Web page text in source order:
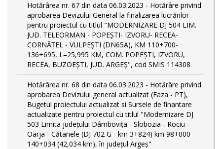
Hotărârea nr. 67 din data 06.03.2023 - Hotărâre privind
aprobarea Devizului General la finalizarea lucrărilor
pentru proiectul cu titlul "MODERNIZARE DJ 504 LIM.
JUD. TELEORMAN - POPEŞTI- IZVORU- RECEA-
CORNĂŢEL - VULPEŞTI (DN65A), KM 110+700-
136+695, L=25,995 KM, COM. POPEŞTI, IZVORU,
RECEA, BUZOEŞTI, JUD. ARGEŞ", cod SMIS 114308
Hotărârea nr. 68 din data 06.03.2023 - Hotărâre privind
aprobarea Devizului general actualizat (Faza - PT),
Bugetul proiectului actualizat si Sursele de finantare
actualizate pentru proiectul cu titlul "Modernizare DJ
503 Limita județului Dâmbovița - Slobozia - Rociu -
Oarja - Cătanele (DJ 702 G - km 3+824) km 98+000 -
140+034 (42,034 km), în județul Argeș"